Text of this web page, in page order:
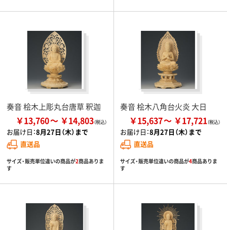
奏音 桧木上彫丸台唐草 釈迦
￥13,760 ￥14,803
お届け日：8月27日（木）まで
直送品
サイズ・販売単位違いの商品が2商品ありま
す
奏音 桧木八角台火炎 大日
￥15,637 ￥17,721
お届け日：8月27日（木）まで
直送品
サイズ・販売単位違いの商品が4商品ありま
す